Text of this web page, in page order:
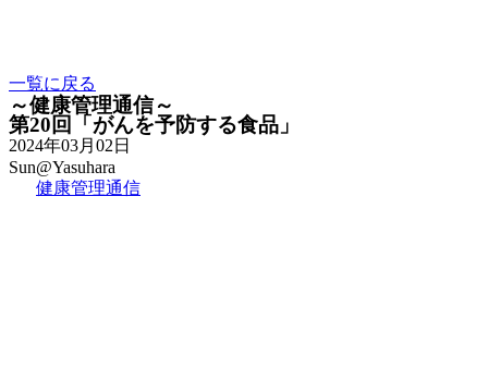
一覧に戻る
～健康管理通信～
第20回「がんを予防する食品」
2024年03月02日
Sun@Yasuhara
健康管理通信